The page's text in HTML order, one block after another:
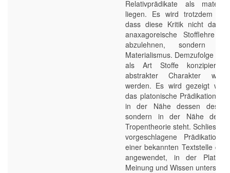
Relativprädikate als
liegen. Es wird trotzdem
dass diese Kritik nicht dazu
anaxagoreische Stofflehre
abzulehnen, sondern
Materialismus. Demzufolge
als Art Stoffe konzipiert,
abstrakter Charakter wird
werden. Es wird gezeigt
das platonische
in der Nähe dessen des
sondern in der Nähe der
Tropentheorie steht.
vorgeschlagene
einer bekannten Textstelle der
angewendet, in der Platon
Meinung und Wissen